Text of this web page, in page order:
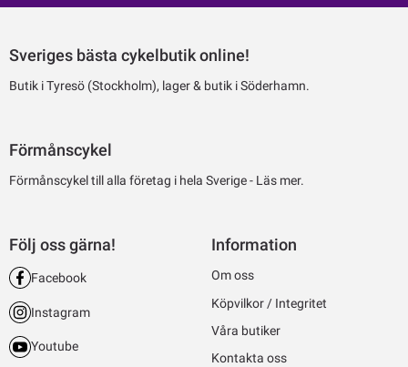
Sveriges bästa cykelbutik online!
Butik i Tyresö (Stockholm), lager & butik i Söderhamn.
Förmånscykel
Förmånscykel till alla företag i hela Sverige - Läs mer.
Följ oss gärna!
Facebook
Instagram
Youtube
Information
Om oss
Köpvilkor / Integritet
Våra butiker
Kontakta oss